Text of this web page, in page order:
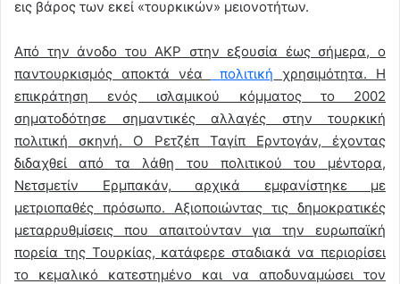
εις βάρος των εκεί «τουρκικών» μειονοτήτων.
Από την άνοδο του AKP στην εξουσία έως σήμερα, ο
παντουρκισμός αποκτά νέα
πολιτική χρησιμότητα. Η
επικράτηση ενός ισλαμικού κόμματος το 2002
σηματοδότησε σημαντικές αλλαγές στην τουρκική
πολιτική σκηνή. Ο Ρετζέπ Ταγίπ Ερντογάν, έχοντας
διδαχθεί από τα λάθη του πολιτικού του μέντορα,
Νετσμετίν Ερμπακάν, αρχικά εμφανίστηκε με
μετριοπαθές πρόσωπο. Αξιοποιώντας τις δημοκρατικές
μεταρρυθμίσεις που απαιτούνταν για την ευρωπαϊκή
πορεία της Τουρκίας, κατάφερε σταδιακά να περιορίσει
το κεμαλικό κατεστημένο και να αποδυναμώσει τον